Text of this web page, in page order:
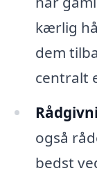
kærlig
dem
centralt
også
bedst